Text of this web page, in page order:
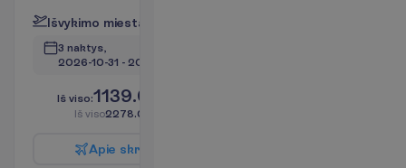
Išvykimo miesta
3 naktys,
2026-10-31 - 2026-11-03
Iš viso:1139.00
Iš viso2278.00
Apie skr